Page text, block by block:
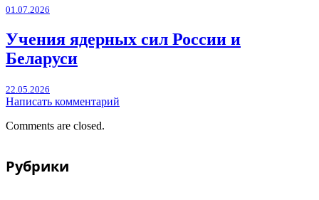
01.07.2026
Учения ядерных сил России и
Беларуси
22.05.2026
Написать комментарий
Comments are closed.
Рубрики